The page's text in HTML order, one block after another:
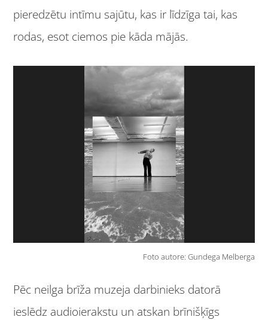
pieredzētu intīmu sajūtu, kas ir līdzīga tai, kas
rodas, esot ciemos pie kāda mājās.
Foto autore: Gundega Melberga
Pēc neilga brīža muzeja darbinieks datorā
ieslēdz audioierakstu un atskan brīnišķīgs